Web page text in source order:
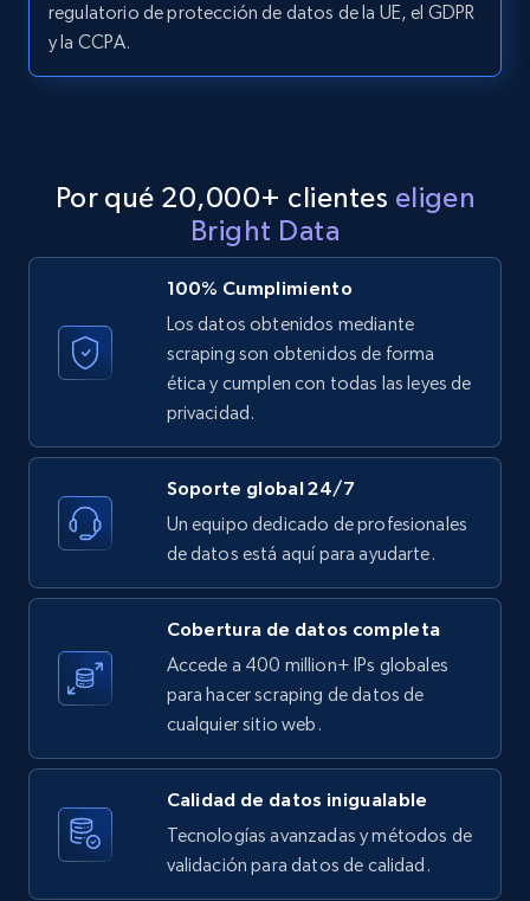
2.1K+ 375+ Prueba gratuita
Reviews count shop, Reviews count item, Initial
price, and more.
323+ Prueba gratuita
Etsy - Collect data on products using
specified keywords
URL, Product id, Listing inventory id, Title, Rating,
Reviews count shop, Reviews count item, Initial
price, and more.
Etsy - Collects data from shop's URL
URL, Product id, Listing inventory id, Title, Rating,
Reviews count shop, Reviews count item, Initial
1.9K+ 323+ Prueba gratuita
regulatorio de protección de datos de la UE, el GDPR
y la CCPA.
Por qué 20,000+ clientes eligen
Bright Data
100% Cumplimiento
Los datos obtenidos mediante
scraping son obtenidos de forma
ética y cumplen con todas las leyes de
privacidad.
Soporte global 24/7
Un equipo dedicado de profesionales
de datos está aquí para ayudarte.
Cobertura de datos completa
Accede a 400 million+ IPs globales
para hacer scraping de datos de
cualquier sitio web.
Calidad de datos inigualable
Tecnologías avanzadas y métodos de
validación para datos de calidad.